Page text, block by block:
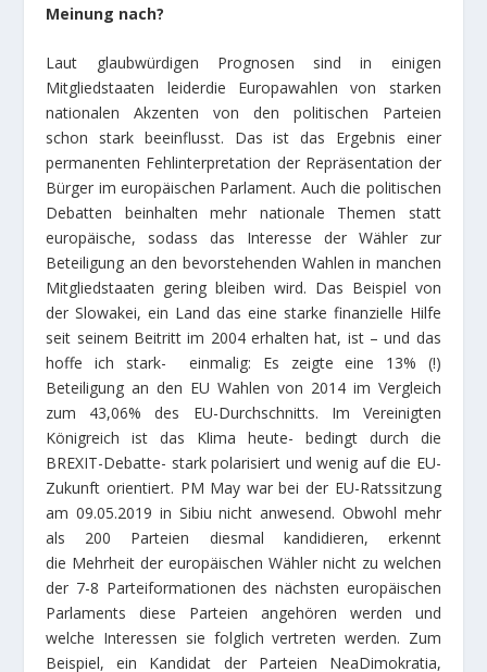
Meinung nach?
Laut glaubwürdigen Prognosen sind in einigen
Mitgliedstaaten leiderdie Europawahlen von starken
nationalen Akzenten von den politischen Parteien
schon stark beeinflusst. Das ist das Ergebnis einer
permanenten Fehlinterpretation der Repräsentation der
Bürger im europäischen Parlament. Auch die politischen
Debatten beinhalten mehr nationale Themen statt
europäische, sodass das Interesse der Wähler zur
Beteiligung an den bevorstehenden Wahlen in manchen
Mitgliedstaaten gering bleiben wird. Das Beispiel von
der Slowakei, ein Land das eine starke finanzielle Hilfe
seit seinem Beitritt im 2004 erhalten hat, ist – und das
hoffe ich stark- einmalig: Es zeigte eine 13% (!)
Beteiligung an den EU Wahlen von 2014 im Vergleich
zum 43,06% des EU-Durchschnitts. Im Vereinigten
Königreich ist das Klima heute- bedingt durch die
BREXIT-Debatte- stark polarisiert und wenig auf die EU-
Zukunft orientiert. PM May war bei der EU-Ratssitzung
am 09.05.2019 in Sibiu nicht anwesend. Obwohl mehr
als 200 Parteien diesmal kandidieren, erkennt
die Mehrheit der europäischen Wähler nicht zu welchen
der 7-8 Parteiformationen des nächsten europäischen
Parlaments diese Parteien angehören werden und
welche Interessen sie folglich vertreten werden. Zum
Beispiel, ein Kandidat der Parteien NeaDimokratia,